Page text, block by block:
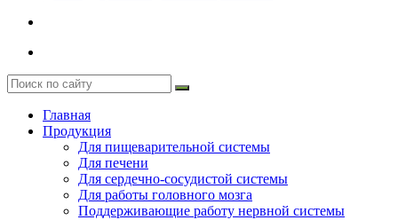
Главная
Продукция
Для пищеварительной системы
Для печени
Для сердечно-сосудистой системы
Для работы головного мозга
Поддерживающие работу нервной системы